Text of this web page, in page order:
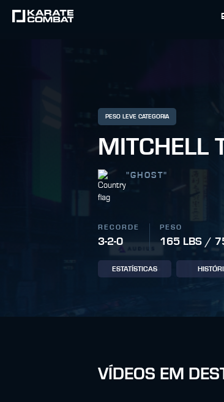
PESO LEVE CATEGORIA
MITCHELL
"GHOST"
RECORDE
3-2-0
PESO
165 LBS /
ESTATÍSTICAS
VÍDEOS EM